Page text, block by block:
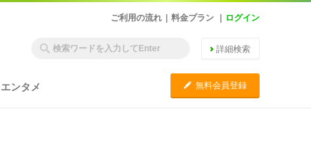
ご利用の流れ 料金プラン ログイン
詳細検索
エンタメ C 無料会員登録